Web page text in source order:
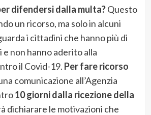
difendersi dalla multa?Questo
un ricorso, ma solo in alcuni
i cittadini che hanno più di
e non hanno aderito alla
il Covid-19. Per fare ricorso
comunicazione all’Agenzia
10 giorni dalla ricezione della
dichiarare le motivazioni che